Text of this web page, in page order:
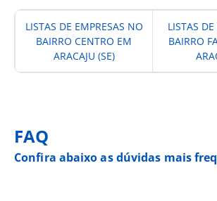
LISTAS DE EMPRESAS NO
BAIRRO CENTRO EM
ARACAJU (SE)
LISTAS
BAIRRO
FAQ
Confira abaixo as dúvidas mais